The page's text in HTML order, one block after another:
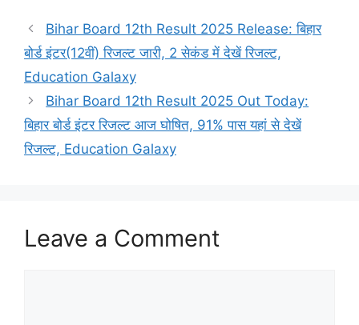
Bihar Board 12th Result 2025 Release: बिहार
बोर्ड इंटर(12वीं) रिजल्ट जारी, 2 सेकंड में देखें रिजल्ट,
Education Galaxy
Bihar Board 12th Result 2025 Out Today:
बिहार बोर्ड इंटर रिजल्ट आज घोषित, 91% पास यहां से देखें
रिजल्ट, Education Galaxy
Leave a Comment